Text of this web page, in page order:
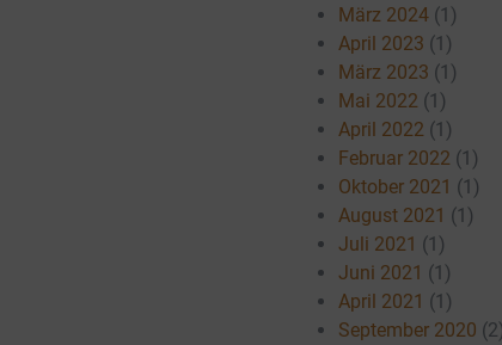
März 2024 (1)
April 2023 (1)
März 2023 (1)
Mai 2022 (1)
April 2022 (1)
Februar 2022 (1)
Oktober 2021 (1)
August 2021 (1)
Juli 2021 (1)
Juni 2021 (1)
April 2021 (1)
September 2020 (2)